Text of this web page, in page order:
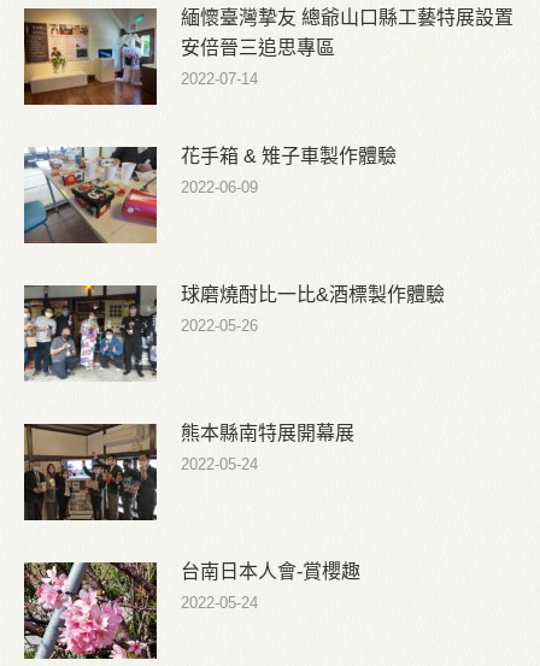
緬懷臺灣摯友 總爺山口縣工藝特展設置
安倍晉三追思專區
2022-07-14
花手箱 & 雉子車製作體驗
2022-06-09
球磨燒酎比一比&酒標製作體驗
2022-05-26
熊本縣南特展開幕展
2022-05-24
台南日本人會-賞櫻趣
2022-05-24